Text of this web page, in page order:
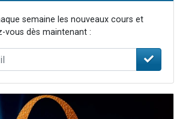
semaine les nouveaux cours et
vous dès maintenant :